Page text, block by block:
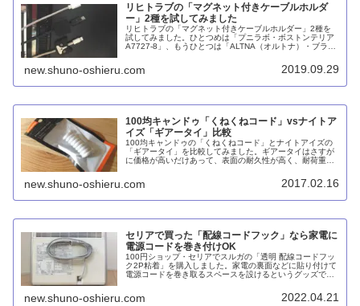
リヒトラブの「マグネット付きケーブルホルダ
ー」2種を試してみました
リヒトラブの「マグネット付きケーブルホルダー」2種を
試してみました。ひとつめは「プニラボ・ボストンテリア
A7727-8」、もうひとつは「ALTNA（オルトナ）・ブラッ
new.shuno-oshieru.com 2019.09.29
100均キャンドゥ「くねくねコード」vsナイトア
イズ「ギアータイ」比較
100均キャンドゥの「くねくねコード」とナイトアイズの
「ギアータイ」を比較してみました。ギアータイはさすが
に価格が高いだけあって、表面の耐久性が高く、耐荷重も
new.shuno-oshieru.com 2017.02.16
セリアで買った「配線コードフック」なら家電に
電源コードを巻き付けOK
100円ショップ・セリアでスルガの「透明 配線コードフッ
ク2P粘着」を購入しました。家電の裏面などに貼り付けて
電源コードを巻き取るスペースを設けるというグッズで
ートで持ち運ぶ際にブラブラしないのがメリットかと思い
ます。
new.shuno-oshieru.com 2022.04.21